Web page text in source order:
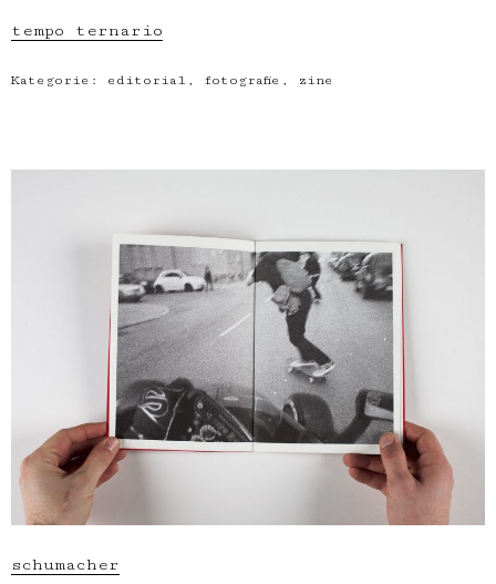
tempo ternario
Kategorie: editorial , fotografie , zine
schumacher